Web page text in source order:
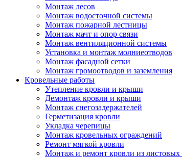
Монтаж лесов
Монтаж водосточной системы
Монтаж пожарной лестницы
Монтаж мачт и опор связи
Монтаж вентиляционной системы
Установка и монтаж молниеотводов
Монтаж фасадной сетки
Монтаж громоотводов и заземления
Кровельные работы
Утепление кровли и крыши
Демонтаж кровли и крыши
Монтаж снегозадержателей
Герметизация кровли
Укладка черепицы
Монтаж кровельных ограждений
Ремонт мягкой кровли
Монтаж и ремонт кровли из листовых